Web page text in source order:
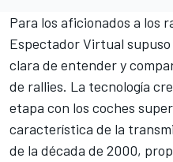
Para los aficionados a los
Espectador Virtual
clara de entender y
de rallies. La tecnología
etapa con los coches
característica de la
de la década de 2000,